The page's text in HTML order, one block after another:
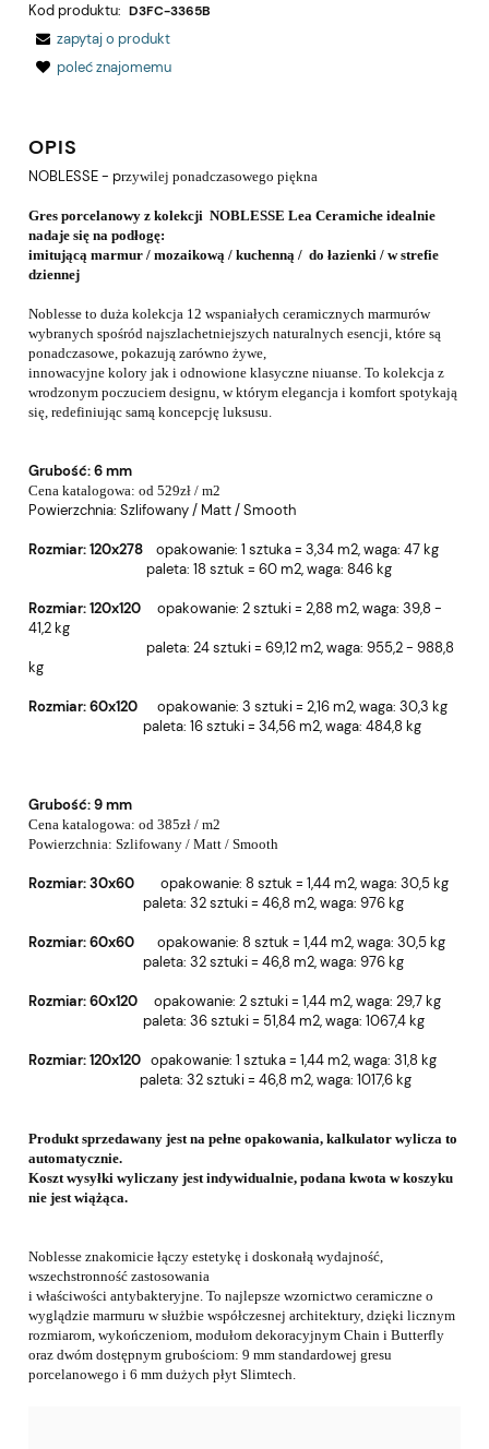
Kod produktu: D3FC-3365B
zapytaj o produkt
poleć znajomemu
OPIS
NOBLESSE - przywilej ponadczasowego piękna
Gres porcelanowy z kolekcji NOBLESSE Lea Ceramiche idealnie
nadaje się na podłogę:
imitującą marmur / mozaikową / kuchenną / do łazienki / w strefie
dziennej
Noblesse to duża kolekcja 12 wspaniałych ceramicznych marmurów
wybranych spośród najszlachetniejszych naturalnych esencji, które są
ponadczasowe, pokazują zarówno żywe,
innowacyjne kolory jak i odnowione klasyczne niuanse. To kolekcja z
wrodzonym poczuciem designu, w którym elegancja i komfort spotykają
się, redefiniując samą koncepcję luksusu.
Grubość: 6 mm
Cena katalogowa: od 529zł / m2
Powierzchnia: Szlifowany / Matt / Smooth
Rozmiar: 120x278 opakowanie: 1 sztuka = 3,34 m2, waga: 47 kg
paleta: 18 sztuk = 60 m2, waga: 846 kg
Rozmiar: 120x120 opakowanie: 2 sztuki = 2,88 m2, waga: 39,8 -
41,2 kg
paleta: 24 sztuki = 69,12 m2, waga: 955,2 - 988,8
kg
Rozmiar: 60x120 opakowanie: 3 sztuki = 2,16 m2, waga: 30,3 kg
paleta: 16 sztuki = 34,56 m2, waga: 484,8 kg
Grubość:9 mm
Cena katalogowa: od 385zł / m2
Powierzchnia: Szlifowany / Matt / Smooth
Rozmiar: 30x60 opakowanie: 8 sztuk = 1,44 m2, waga: 30,5 kg
paleta: 32 sztuki = 46,8 m2, waga: 976 kg
Rozmiar: 60x60 opakowanie: 8 sztuk = 1,44 m2, waga: 30,5 kg
paleta: 32 sztuki = 46,8 m2, waga: 976 kg
Rozmiar: 60x120 opakowanie: 2 sztuki = 1,44 m2, waga: 29,7 kg
paleta: 36 sztuki = 51,84 m2, waga: 1067,4 kg
Rozmiar: 120x120 opakowanie: 1 sztuka = 1,44 m2, waga: 31,8 kg
paleta: 32 sztuki = 46,8 m2, waga: 1017,6 kg
Produkt sprzedawany jest na pełne opakowania, kalkulator wylicza to
automatycznie.
Koszt wysyłki wyliczany jest indywidualnie, podana kwota w koszyku
nie jest wiążąca.
Noblesse znakomicie łączy estetykę i doskonałą wydajność,
wszechstronność zastosowania
i właściwości antybakteryjne. To najlepsze wzornictwo ceramiczne o
wyglądzie marmuru w służbie współczesnej architektury, dzięki licznym
rozmiarom, wykończeniom, modułom dekoracyjnym Chain i Butterfly
oraz dwóm dostępnym grubościom: 9 mm standardowej gresu
porcelanowego i 6 mm dużych płyt Slimtech.